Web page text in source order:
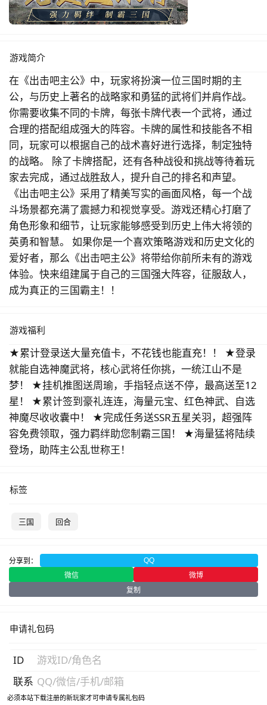
游戏简介
在《出击吧主公》中，玩家将扮演一位三国时期的主
公，与历史上著名的战略家和勇猛的武将们并肩作战。
你需要收集不同的卡牌，每张卡牌代表一个武将，通过
合理的搭配组成强大的阵容。卡牌的属性和技能各不相
同，玩家可以根据自己的战术喜好进行选择，制定独特
的战略。 除了卡牌搭配，还有各种战役和挑战等待着玩
家去完成，通过战胜敌人，提升自己的排名和声望。
《出击吧主公》采用了精美写实的画面风格，每一个战
斗场景都充满了震撼力和视觉享受。游戏还精心打磨了
角色形象和细节，让玩家能够感受到历史上伟大将领的
英勇和智慧。 如果你是一个喜欢策略游戏和历史文化的
爱好者，那么《出击吧主公》将带给你前所未有的游戏
体验。快来组建属于自己的三国强大阵容，征服敌人，
成为真正的三国霸主！！
游戏福利
★累计登录送大量充值卡，不花钱也能直充！！ ★登录
就能自选神魔武将，核心武将任你挑，一统江山不是
梦！ ★挂机推图送周瑜，手指轻点送不停，最高送至12
星！ ★累计签到豪礼连连，海量元宝、红色神武、自选
神魔尽收收囊中！ ★完成任务送SSR五星关羽，超强阵
容免费领取，强力羁绊助您制霸三国！ ★海量猛将陆续
登场，助阵主公乱世称王！
标签
三国 回合
分享到：
QQ
微信
微博
复制
申请礼包码
ID
联系
必须本站下载注册的新玩家才可申请专属礼包码